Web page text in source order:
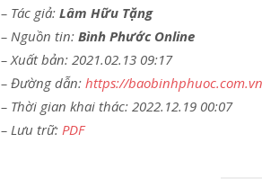
– Tác giả: Lâm Hữu Tặng
– Nguồn tin: Bình Phước Online
– Xuất bản: 2021.02.13 09:17
– Đường dẫn: https://
– Thời gian khai thác: 2022.12.19 00:07
– Lưu trữ: PDF